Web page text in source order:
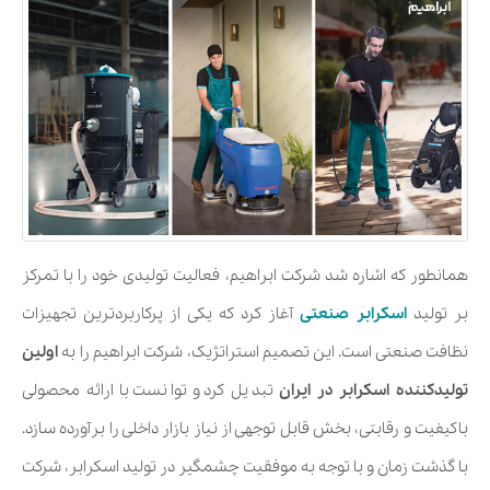
همانطور که اشاره شد شرکت ابراهیم، فعالیت تولیدی خود را با تمرکز
بر تولید اسکرابر صنعتیآغاز کرد که یکی از پرکاربردترین تجهیزات
نظافت صنعتی است. این تصمیم استراتژیک، شرکت ابراهیم را به اولین
تولیدکننده اسکرابر در ایرانتبدیل کرد و توانست با ارائه محصولی
باکیفیت و رقابتی، بخش قابل توجهی از نیاز بازار داخلی را برآورده سازد.
با گذشت زمان و با توجه به موفقیت چشمگیر در تولید اسکرابر، شرکت